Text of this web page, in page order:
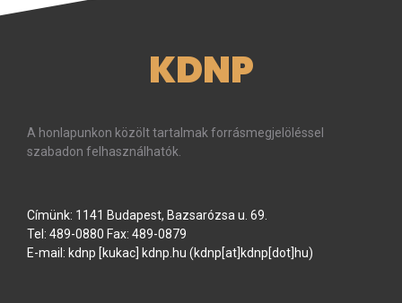
KDNP
A honlapunkon közölt tartalmak forrásmegjelöléssel
szabadon felhasználhatók.
Címünk: 1141 Budapest, Bazsarózsa u. 69.
Tel: 489-0880 Fax: 489-0879
E-mail: kdnp [kukac] kdnp.hu (kdnp[at]kdnp[dot]hu)